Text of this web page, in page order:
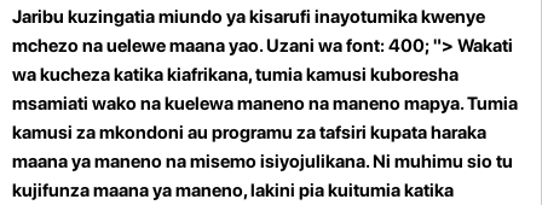
Jaribu kuzingatia miundo ya kisarufi inayotumika kwenye
mchezo na uelewe maana yao. Uzani wa font: 400; "> Wakati
wa kucheza katika kiafrikana, tumia kamusi kuboresha
msamiati wako na kuelewa maneno na maneno mapya. Tumia
kamusi za mkondoni au programu za tafsiri kupata haraka
maana ya maneno na misemo isiyojulikana. Ni muhimu sio tu
kujifunza maana ya maneno, lakini pia kuitumia katika